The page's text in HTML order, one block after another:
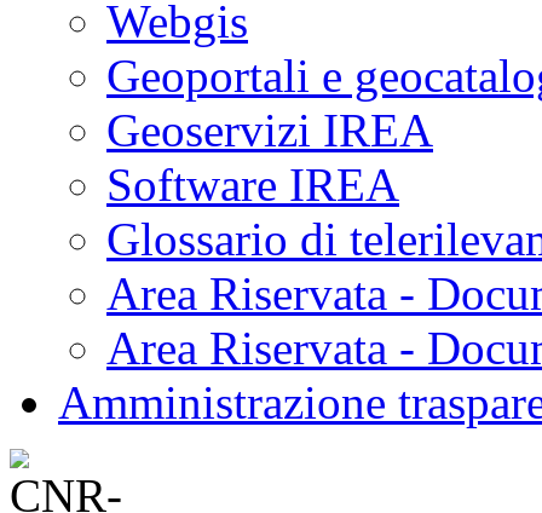
Webgis
Geoportali e
Geoservizi IREA
Software IREA
Glossario di
Area Riservata -
Area Riservata -
Amministrazione